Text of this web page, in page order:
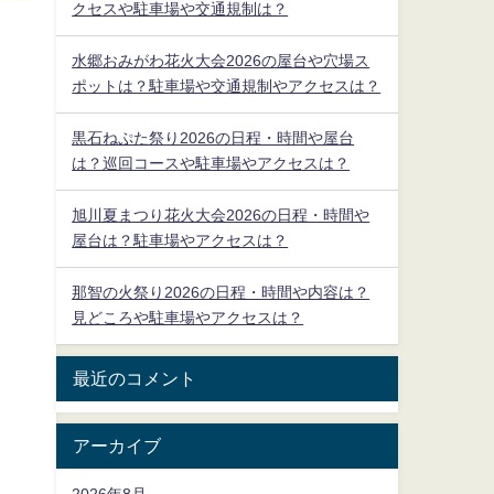
クセスや駐車場や交通規制は？
水郷おみがわ花火大会2026の屋台や穴場ス
ポットは？駐車場や交通規制やアクセスは？
黒石ねぷた祭り2026の日程・時間や屋台
は？巡回コースや駐車場やアクセスは？
旭川夏まつり花火大会2026の日程・時間や
屋台は？駐車場やアクセスは？
那智の火祭り2026の日程・時間や内容は？
見どころや駐車場やアクセスは？
最近のコメント
アーカイブ